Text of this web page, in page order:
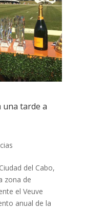
una tarde a
del Cabo,
zona de
el Veuve
anual de la